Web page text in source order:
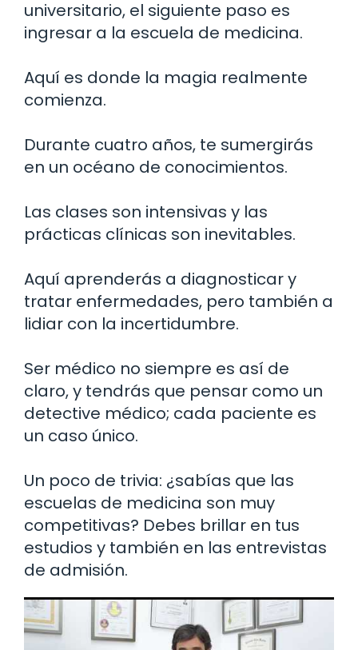
universitario, el siguiente paso es
ingresar a la escuela de medicina.
Aquí es donde la magia realmente
comienza.
Durante cuatro años, te sumergirás
en un océano de conocimientos.
Las clases son intensivas y las
prácticas clínicas son inevitables.
Aquí aprenderás a diagnosticar y
tratar enfermedades, pero también a
lidiar con la incertidumbre.
Ser médico no siempre es así de
claro, y tendrás que pensar como un
detective médico; cada paciente es
un caso único.
Un poco de trivia: ¿sabías que las
escuelas de medicina son muy
competitivas? Debes brillar en tus
estudios y también en las entrevistas
de admisión.